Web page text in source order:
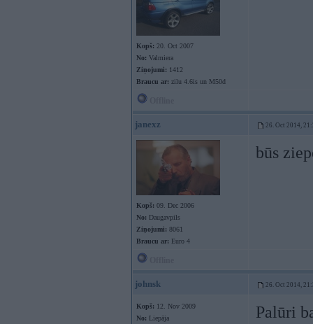
Kopš: 20. Oct 2007
No: Valmiera
Ziņojumi: 1412
Braucu ar: zilu 4.6is un M50d
janexz 26. Oct 2014,
Kopš: 09. Dec 2006
No: Daugavpils
Ziņojumi: 8061
Braucu ar: Euro 4
būs
johnsk 26. Oct 2014,
Kopš: 12. Nov 2009
No: Liepāja
Palūri